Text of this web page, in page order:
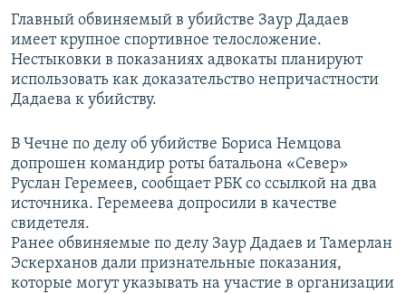
Главный обвиняемый в убийстве Заур Дадаев
имеет крупное спортивное телосложение.
Нестыковки в показаниях адвокаты планируют
использовать как доказательство непричастности
Дадаева к убийству.
В Чечне по делу об убийстве Бориса Немцова
допрошен командир роты батальона «Север»
Руслан Геремеев, сообщает РБК со ссылкой на два
источника. Геремеева допросили в качестве
свидетеля.
Ранее обвиняемые по делу Заур Дадаев и Тамерлан
Эскерханов дали признательные показания,
которые могут указывать на участие в организации